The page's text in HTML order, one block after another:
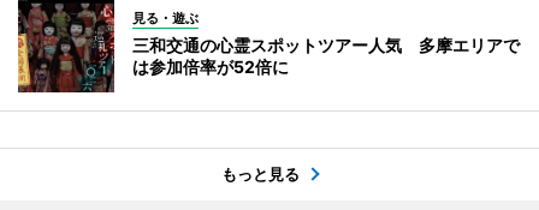
見る・遊ぶ
三和交通の心霊スポットツアー人気 多摩エリアで
は参加倍率が52倍に
もっと見る